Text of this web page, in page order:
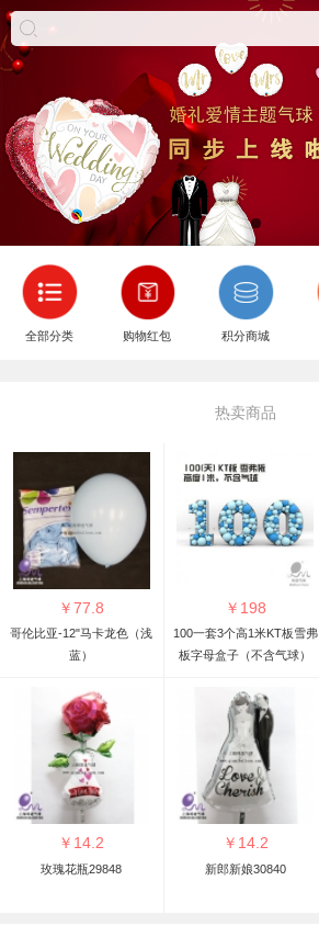
全部分类 购物红包 积分商城
热卖商品
￥77.8
哥伦比亚-12"马卡龙色（浅
蓝）
￥ 198
100一套3个高1米KT板雪弗
板字母盒子（不含气球）
￥ 14.2
玫瑰花瓶29848
￥ 14.2
新郎新娘30840